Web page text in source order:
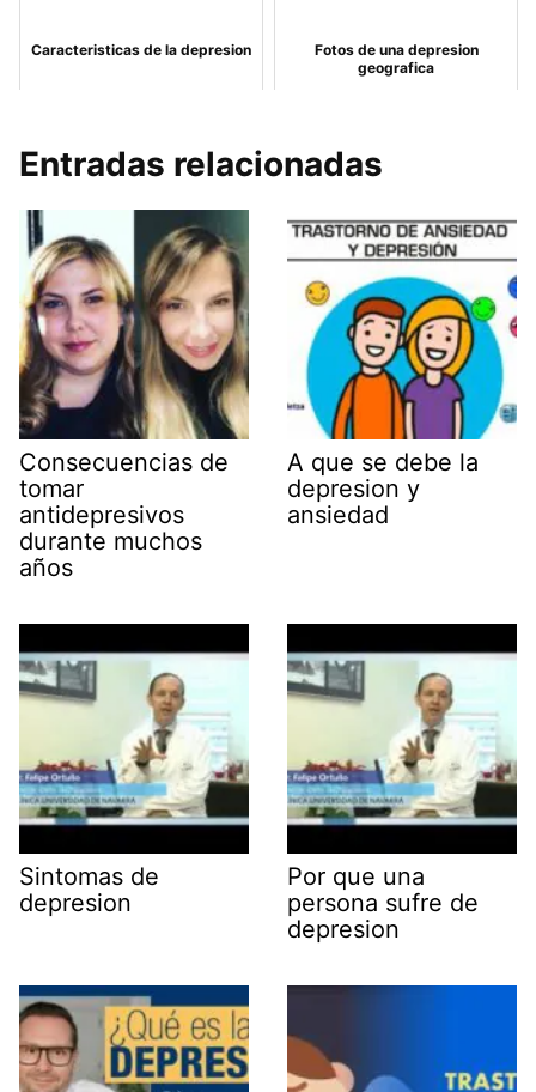
Caracteristicas de la depresion
Fotos de una depresion
geografica
Entradas relacionadas
Consecuencias de
tomar
antidepresivos
durante muchos
años
A que se debe la
depresion y
ansiedad
Sintomas de
depresion
Por que una
persona sufre de
depresion